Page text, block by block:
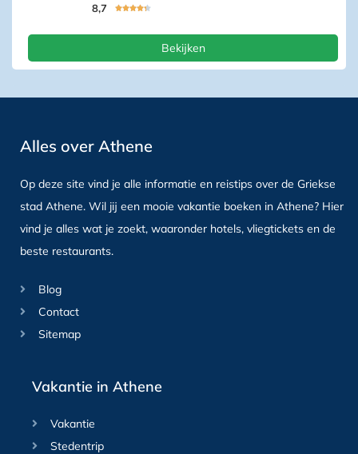
8,7 
Bekijken
Alles over Athene
Op deze site vind je alle informatie en reistips over de Griekse
stad Athene. Wil jij een mooie vakantie boeken in Athene? Hier
vind je alles wat je zoekt, waaronder hotels, vliegtickets en de
beste restaurants.
Blog
Contact
Sitemap
Vakantie in Athene
Vakantie
Stedentrip